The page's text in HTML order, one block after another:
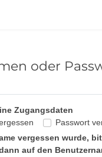
oder
Zugangsdaten
Passwort
vergessen wurde,
auf den